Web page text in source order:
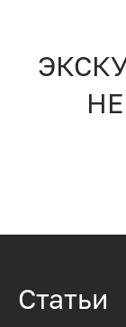
Статьи